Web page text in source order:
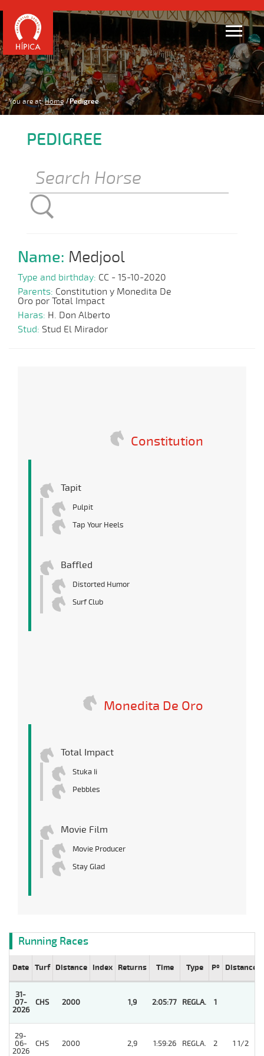
You are at: Home Pedigree
PEDIGREE
Name: Medjool
Type and birthday: CC - 15-10-2020
Parents: Constitution y Monedita De
Oro por Total Impact
Haras: H. Don Alberto
Stud: Stud El Mirador
Constitution
Tapit
Pulpit
Tap Your Heels
Baffled
Distorted Humor
Surf Club
Monedita De Oro
Total Impact
Stuka Ii
Pebbles
Movie Film
Movie Producer
Stay Glad
Running Races
Date Turf Distance Index Returns Time Type Pº Distance
31-
07-
2026
CHS 2000 1,9 2:05:77 REGLA. 1
29-
06-
2026
CHS 2000 2,9 1:59:26 REGLA. 2 1 1/2